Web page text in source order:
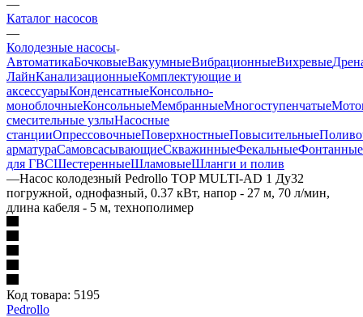
—
Каталог насосов
—
Колодезные насосы
АвтоматикаБочковыеВакуумныеВибрационныеВихревые
ЛайнКанализационныеКомплектующие и
аксессуарыКонденсатныеКонсольно-
моноблочныеКонсольныеМембранныеМногоступенчатые
смесительные узлыНасосные
станцииОпрессовочныеПоверхностныеПовысительные
арматураСамовсасывающиеСкважинныеФекальныеФонтанные
для ГВСШестеренныеШламовыеШланги и полив
—Насос колодезный Pedrollo TOP MULTI-AD 1 Ду32
погружной, однофазный, 0.37 кВт, напор - 27 м, 70 л/мин,
длина кабеля - 5 м, технополимер
Код товара: 5195
Pedrollo